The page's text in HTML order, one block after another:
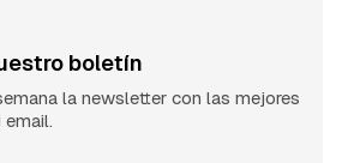
boletín
la newsletter con las mejores